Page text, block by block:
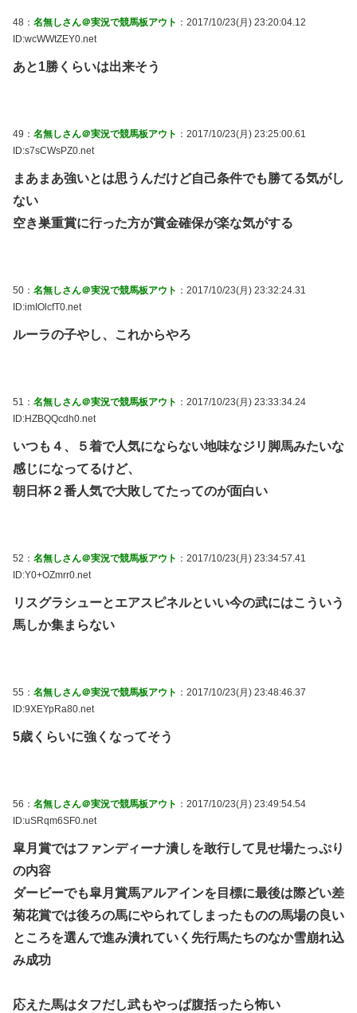
48： 名無しさん＠実況で競馬板アウト ：2017/10/23(月) 23:20:04.12
ID:wcWWtZEY0.net
あと1勝くらいは出来そう
49： 名無しさん＠実況で競馬板アウト ：2017/10/23(月) 23:25:00.61
ID:s7sCWsPZ0.net
まあまあ強いとは思うんだけど自己条件でも勝てる気がし
ない
空き巣重賞に行った方が賞金確保が楽な気がする
50： 名無しさん＠実況で競馬板アウト ：2017/10/23(月) 23:32:24.31
ID:imIOlcfT0.net
ルーラの子やし、これからやろ
51： 名無しさん＠実況で競馬板アウト ：2017/10/23(月) 23:33:34.24
ID:HZBQQcdh0.net
いつも４、５着で人気にならない地味なジリ脚馬みたいな
感じになってるけど、
朝日杯２番人気で大敗してたってのが面白い
52： 名無しさん＠実況で競馬板アウト ：2017/10/23(月) 23:34:57.41
ID:Y0+OZmrr0.net
リスグラシューとエアスピネルといい今の武にはこういう
馬しか集まらない
55： 名無しさん＠実況で競馬板アウト ：2017/10/23(月) 23:48:46.37
ID:9XEYpRa80.net
5歳くらいに強くなってそう
56： 名無しさん＠実況で競馬板アウト ：2017/10/23(月) 23:49:54.54
ID:uSRqm6SF0.net
皐月賞ではファンディーナ潰しを敢行して見せ場たっぷり
の内容
ダービーでも皐月賞馬アルアインを目標に最後は際どい差
菊花賞では後ろの馬にやられてしまったものの馬場の良い
ところを選んで進み潰れていく先行馬たちのなか雪崩れ込
み成功
応えた馬はタフだし武もやっぱ腹括ったら怖い